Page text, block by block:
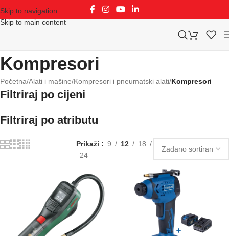
Skip to navigation
Skip to main content
Kompresori
Početna/Alati i mašine/Kompresori i pneumatski alati/Kompresori
Filtriraj po cijeni
Filtriraj po atributu
Prikaži 9 12
18
24